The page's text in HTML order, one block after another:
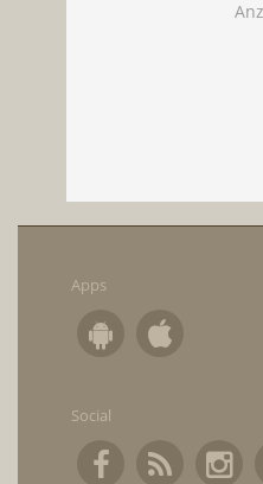
Apps
Social